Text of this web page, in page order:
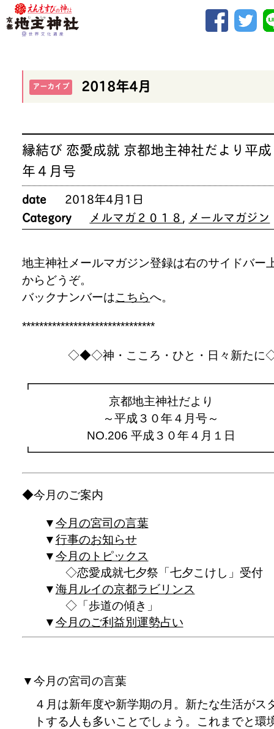
アーカイブ 2018年4月
縁結び 恋愛成就 京都地主神社だより平
年４月号
date
2018年4月1日
Category
メルマガ２０１８, メールマガジン
地主神社メールマガジン登録は右のサイドバー
からどうぞ。
バックナンバーはこちらへ。
*******************************
◇◆◇神・こころ・ひと・日々新た
京都地主神社だより
～平成３０年４月号～
NO.206 平成３０年４月１日
◆今月のご案内
今月の宮司の言葉
行事のお知らせ
今月のトピックス
恋愛成就七夕祭「七夕こけし」受付
海月ルイの京都ラビリンス
「歩道の傾き」
今月のご利益別運勢占い
▼今月の宮司の言葉
４月は新年度や新学期の月。新たな生活がス
トする人も多いことでしょう。これまでと環